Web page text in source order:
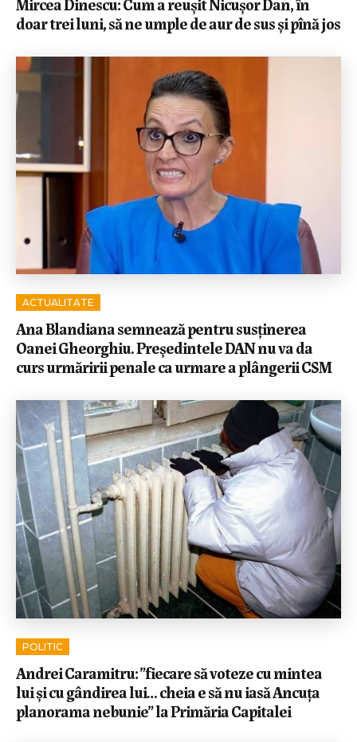
doar trei luni, să ne umple de aur de sus și pînă jos
ACTUALITATE
Ana Blandiana semnează pentru susținerea
Oanei Gheorghiu. Președintele DAN nu va da
curs urmăririi penale ca urmare a plângerii CSM
POLITIC
Andrei Caramitru: ”fiecare să voteze cu mintea
lui și cu gândirea lui… cheia e să nu iasă Ancuța
planorama nebunie” la Primăria Capitalei